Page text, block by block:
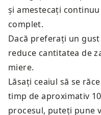
și amestecați
complet.
Dacă preferați un
reduce cantitatea de
miere.
Lăsați ceaiul să se
timp de aproximativ
procesul, puteți pune